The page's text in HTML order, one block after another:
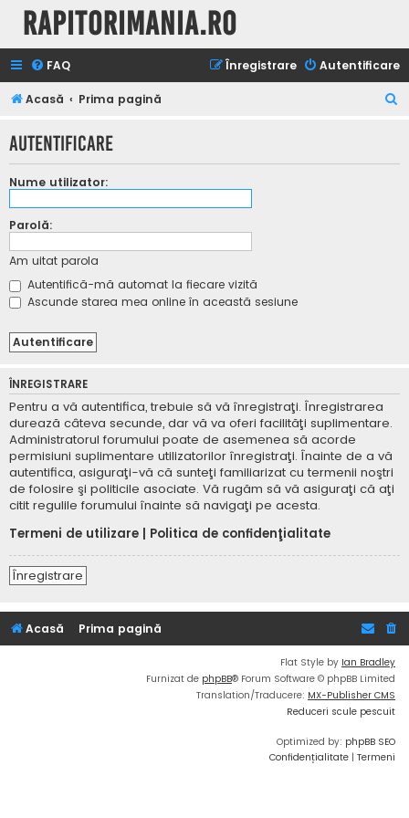
Rapitorimania.ro
FAQ Autentificare
Înregistrare
Acasă Prima pagină
t
Autentificare
Nume utilizator:
Parolă:
Am uitat parola
Autentifică-mă automat la fiecare vizită
Ascunde starea mea online în această sesiune
ÎNREGISTRARE
Pentru a vă autentifica, trebuie să vă înregistraţi. Înregistrarea
durează câteva secunde, dar vă va oferi facilităţi suplimentare.
Administratorul forumului poate de asemenea să acorde
permisiuni suplimentare utilizatorilor înregistraţi. Înainte de a vă
autentifica, asiguraţi-vă că sunteţi familiarizat cu termenii noştri
de folosire şi politicile asociate. Vă rugăm să vă asiguraţi că aţi
citit regulile forumului înainte să navigaţi pe acesta.
Termeni de utilizare
Politica de confidenţialitate
Înregistrare
Acasă Prima pagină
Flat Style by Ian Bradley
Furnizat de phpBB® Forum Software © phpBB Limited
Translation/Traducere: MX-Publisher CMS
Reduceri scule pescuit
Optimized by: phpBB SEO
Confidențialitate | Termeni